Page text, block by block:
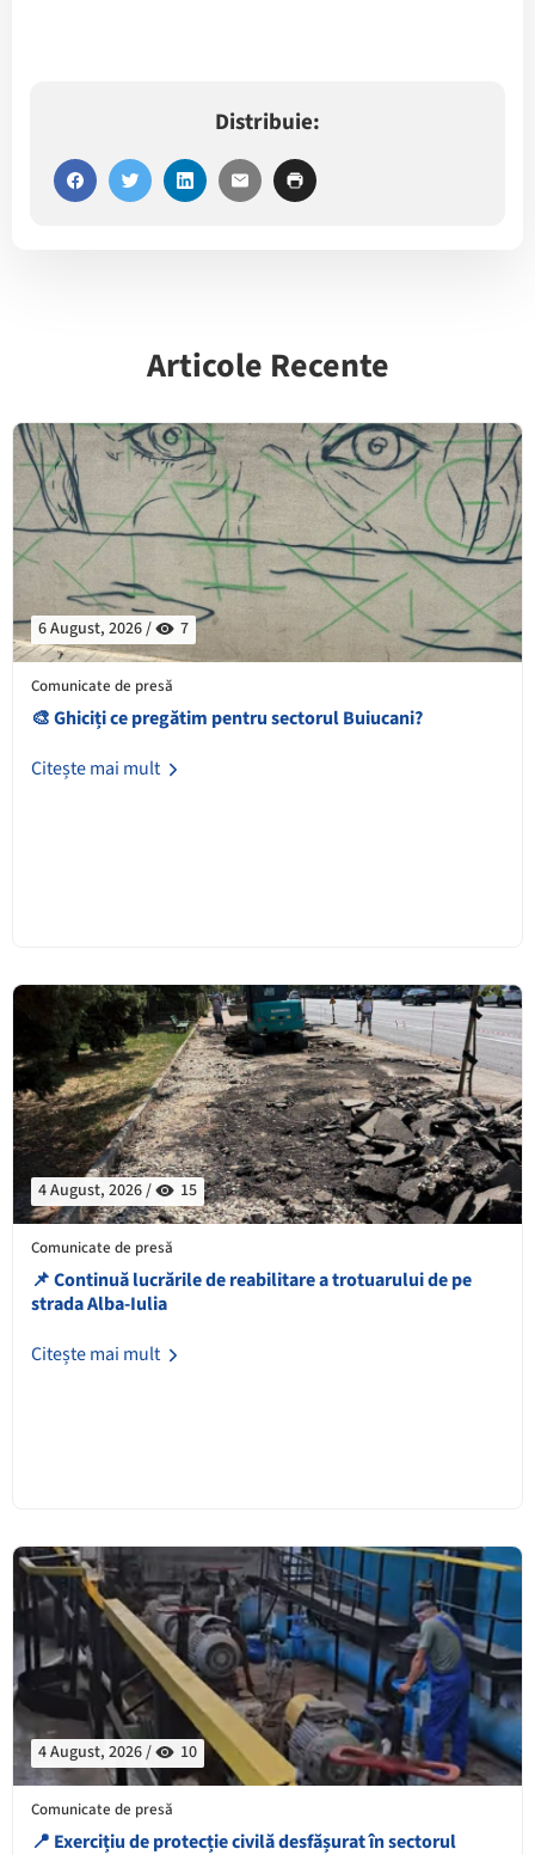
Distribuie:
Articole Recente
6 August, 2026 / 7
Comunicate de presă
🎨 Ghiciți ce pregătim pentru sectorul Buiucani?
Citește mai mult
4 August, 2026 / 15
Comunicate de presă
📌 Continuă lucrările de reabilitare a trotuarului de pe
strada Alba-Iulia
Citește mai mult
4 August, 2026 / 10
Comunicate de presă
📍 Exercițiu de protecție civilă desfășurat în sectorul